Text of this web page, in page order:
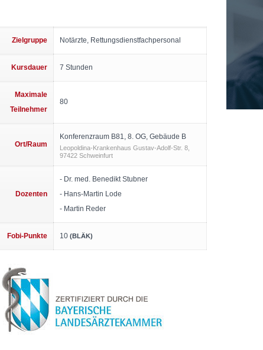
Zielgruppe Notärzte, Rettungsdienstfachpersonal
Kursdauer 7 Stunden
Maximale
Teilnehmer
80
Ort/Raum
Konferenzraum B81, 8. OG, Gebäude B
Leopoldina-Krankenhaus Gustav-Adolf-Str. 8,
97422 Schweinfurt
Dozenten
- Dr. med. Benedikt Stubner
- Hans-Martin Lode
- Martin Reder
Fobi-Punkte 10(BLÄK)